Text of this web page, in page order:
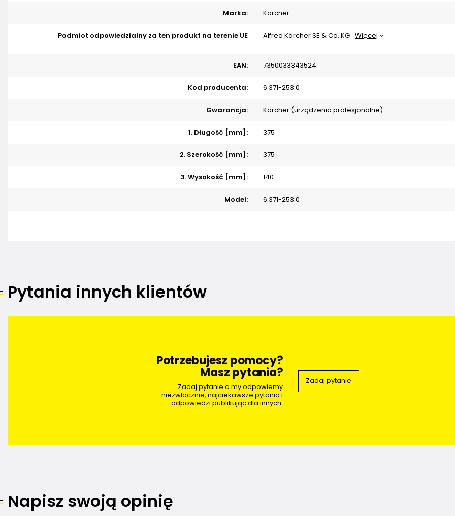
Marka: Karcher
Podmiot odpowiedzialny za ten produkt na terenie UE Alfred Kärcher SE & Co. KG Więcej
EAN: 7350033343524
Kod producenta: 6.371-253.0
Gwarancja: Karcher (urządzenia profesjonalne)
1. Długość [mm]: 375
2. Szerokość [mm]: 375
3. Wysokość [mm]: 140
Model: 6.371-253.0
Pytania innych klientów
Potrzebujesz pomocy?
Masz pytania?
Zadaj pytanie a my odpowiemy
niezwłocznie, najciekawsze pytania i
odpowiedzi publikując dla innych.
Zadaj pytanie
Napisz swoją opinię